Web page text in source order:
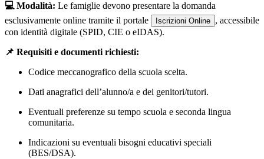
💻 Modalità: Le famiglie devono presentare la domanda
esclusivamente online tramite il portale
Iscrizioni Online , accessibile
con identità digitale (SPID, CIE o eIDAS).
📌 Requisiti e documenti richiesti:
Codice meccanografico della scuola scelta.
Dati anagrafici dell’alunno/a e dei genitori/tutori.
Eventuali preferenze su tempo scuola e seconda lingua
comunitaria.
Indicazioni su eventuali bisogni educativi speciali
(BES/DSA).